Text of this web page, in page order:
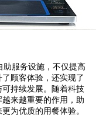
服务设施，不仅提高
顾客体验，还实现了
持续发展。随着科技
来越重要的作用，助
为优质的用餐体验。